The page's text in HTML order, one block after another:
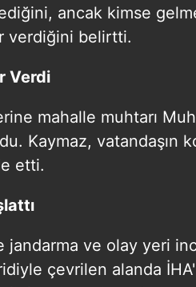
ancak kimse
verdiğini belirtti.
Verdi
mahalle muhtarı
Kaymaz, vatandaşın
etti.
jandarma ve olay yeri
çevrilen alanda